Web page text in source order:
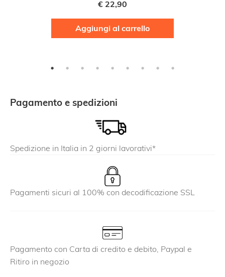
€ 22,90
Aggiungi al carrello
Pagamento e spedizioni
Spedizione in Italia in 2 giorni lavorativi*
Pagamenti sicuri al 100% con decodificazione SSL
Pagamento con Carta di credito e debito, Paypal e
Ritiro in negozio